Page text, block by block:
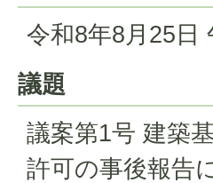
令和8年8月25日
議題
議案第1号 建築
許可の事後報告